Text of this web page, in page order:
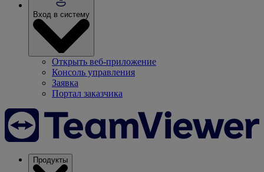
Вход в систему
Открыть веб-приложение
Консоль управления
Заявка
Портал заказчика
Продукты